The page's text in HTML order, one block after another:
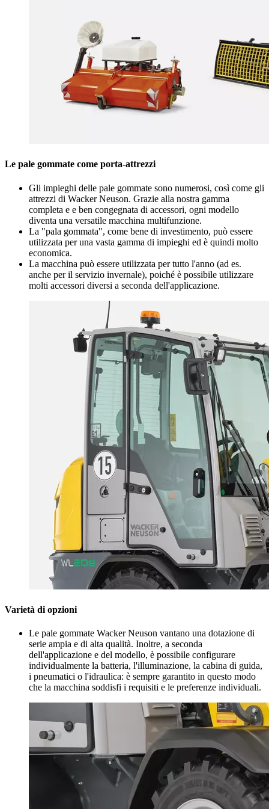
Le pale gommate come porta-attrezzi
Gli impieghi delle pale gommate sono numerosi, così come gli
attrezzi di Wacker Neuson. Grazie alla nostra gamma
completa e e ben congegnata di accessori, ogni modello
diventa una versatile macchina multifunzione.
La "pala gommata", come bene di investimento, può essere
utilizzata per una vasta gamma di impieghi ed è quindi molto
economica.
La macchina può essere utilizzata per tutto l'anno (ad es.
anche per il servizio invernale), poiché è possibile utilizzare
molti accessori diversi a seconda dell'applicazione.
Varietà di opzioni
Le pale gommate Wacker Neuson vantano una dotazione di
serie ampia e di alta qualità. Inoltre, a seconda
dell'applicazione e del modello, è possibile configurare
individualmente la batteria, l'illuminazione, la cabina di guida,
i pneumatici o l'idraulica: è sempre garantito in questo modo
che la macchina soddisfi i requisiti e le preferenze individuali.